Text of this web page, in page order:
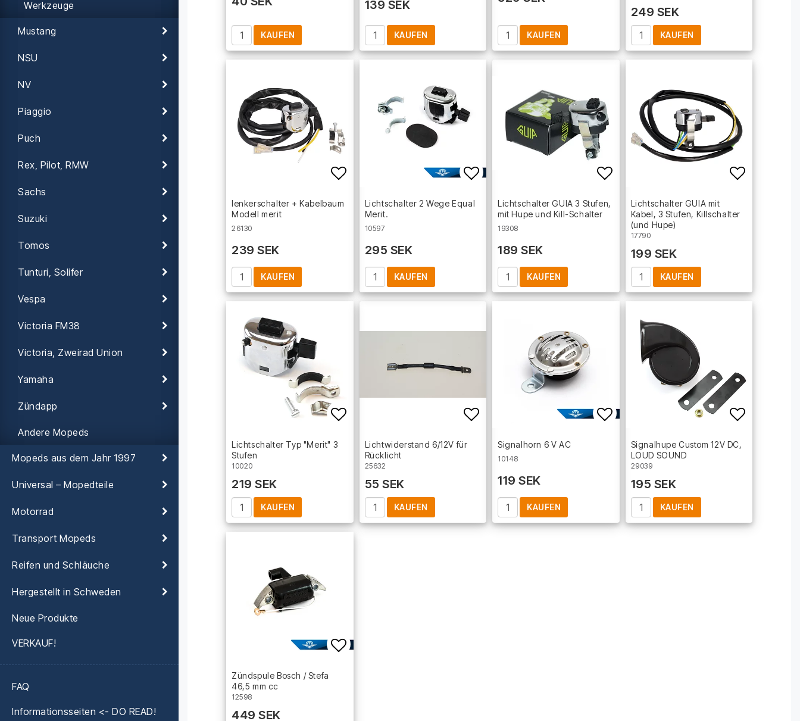
Werkzeuge
Mustang
NSU
NV
Piaggio
Puch
Rex, Pilot, RMW
Sachs
Suzuki
Tomos
Tunturi, Solifer
Vespa
Victoria FM38
Victoria, Zweirad Union
Yamaha
Zündapp
Andere Mopeds
Mopeds aus dem Jahr 1997
Universal – Mopedteile
Motorrad
Transport Mopeds
Reifen und Schläuche
Hergestellt in Schweden
Neue Produkte
VERKAUF!
FAQ
Informationsseiten <- DO READ!
KAUFEN
139 SEK
KAUFEN KAUFEN
249 SEK
KAUFEN
Add to list of favorites
lenkerschalter + Kabelbaum
Modell merit
26130
239 SEK
KAUFEN
Add to list of favorites
Lichtschalter 2 Wege Equal
Merit.
10597
295 SEK
KAUFEN
Add to list of favorites
Lichtschalter GUIA 3 Stufen,
mit Hupe und Kill-Schalter
19308
189 SEK
KAUFEN
Lichtschalter GUIA mit
Kabel, 3 Stufen, Killschalter
(und Hupe)
17790
199 SEK
KAUFEN
Add to list of favorites
Lichtschalter Typ "Merit" 3
Stufen
10020
219 SEK
KAUFEN
Add to list of favorites
Lichtwiderstand 6/12V für
Rücklicht
25632
55 SEK
KAUFEN
Add to list of favorites
Signalhorn 6 V AC
10148
119 SEK
KAUFEN
Add to
Signalhupe Custom 12V DC,
LOUD SOUND
29039
195 SEK
KAUFEN
Zündspule Bosch / Stefa
46,5 mm cc
12598
449 SEK